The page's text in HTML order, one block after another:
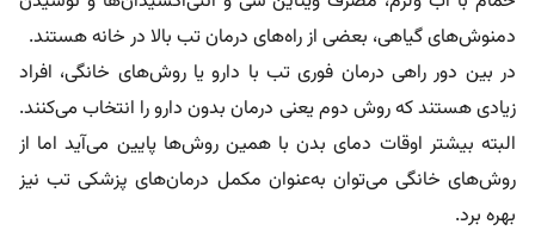
دمنوش‌های گیاهی، بعضی از راه‌های درمان تب بالا در خانه هستند.
در بین دور راهی درمان فوری تب با دارو یا روش‌های خانگی، افراد
زیادی هستند که روش دوم یعنی درمان بدون دارو را انتخاب می‌کنند.
البته بیشتر اوقات دمای بدن با همین روش‌ها پایین می‌آید اما از
روش‌های خانگی می‌توان به‌عنوان مکمل درمان‌های پزشکی تب نیز
بهره برد.